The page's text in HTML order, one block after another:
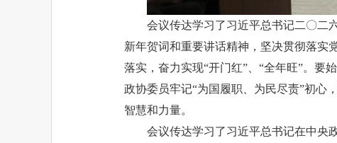
会议传达学习了习近平总书记二〇二
新年贺词和重要讲话精神，坚决贯彻落实
落实，奋力实现“开门红”、“全年旺”。要
政协委员牢记“为国履职、为民尽责”初心
智慧和力量。
会议传达学习了习近平总书记在中央